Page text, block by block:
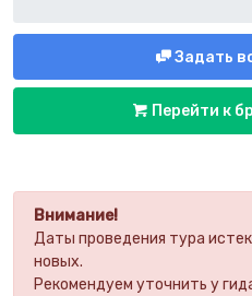
Внимание!
Даты проведения тура
новых.
Рекомендуем уточнить у
Задать
Перейти к